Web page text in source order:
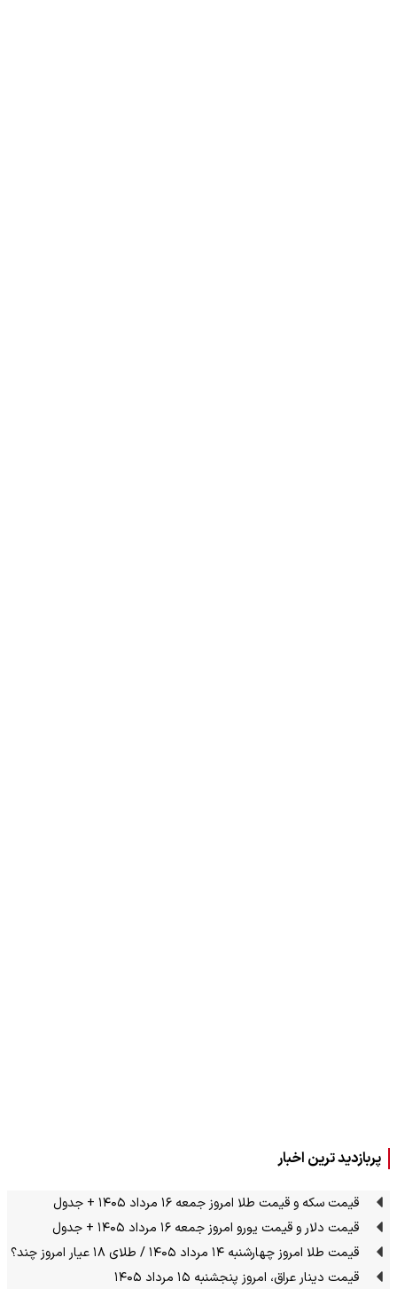
پربازدید ترین اخبار
قیمت سکه و قیمت طلا امروز جمعه ۱۶ مرداد ۱۴۰۵ + جدول
قیمت دلار و قیمت یورو امروز جمعه ۱۶ مرداد ۱۴۰۵ + جدول
قیمت طلا امروز چهارشنبه ۱۴ مرداد ۱۴۰۵ / طلای ۱۸ عیار امروز چند؟
قیمت دینار عراق، امروز پنجشنبه ۱۵ مرداد ۱۴۰۵